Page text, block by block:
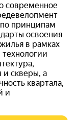
современное
принципам
освоения
в рамках
и скверы, а
квартала,
и